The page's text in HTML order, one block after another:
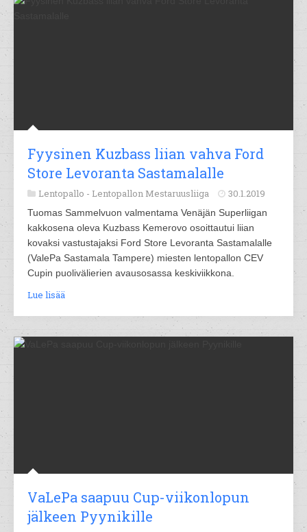
Fyysinen Kuzbass liian vahva Ford
Store Levoranta Sastamalalle
Lentopallo - Lentopallon Mestaruusliiga 30.1.2019
Tuomas Sammelvuon valmentama Venäjän Superliigan
kakkosena oleva Kuzbass Kemerovo osoittautui liian
kovaksi vastustajaksi Ford Store Levoranta Sastamalalle
(ValePa Sastamala Tampere) miesten lentopallon CEV
Cupin puolivälierien avausosassa keskiviikkona.
Lue lisää
VaLePa saapuu Cup-viikonlopun
jälkeen Pyynikille